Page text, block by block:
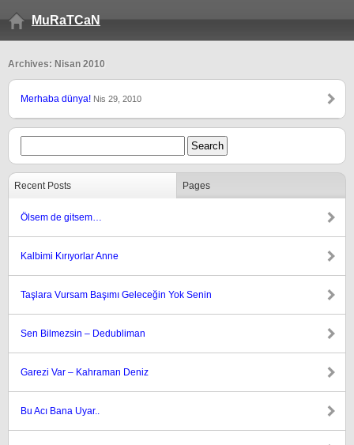
MuRaTCaN
Archives: Nisan 2010
Merhaba dünya! Nis 29, 2010
Recent Posts Pages
Ölsem de gitsem…
Kalbimi Kırıyorlar Anne
Taşlara Vursam Başımı Geleceğin Yok Senin
Sen Bilmezsin – Dedubliman
Garezi Var – Kahraman Deniz
Bu Acı Bana Uyar..